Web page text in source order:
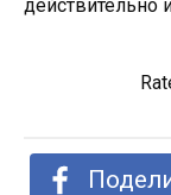
действительно